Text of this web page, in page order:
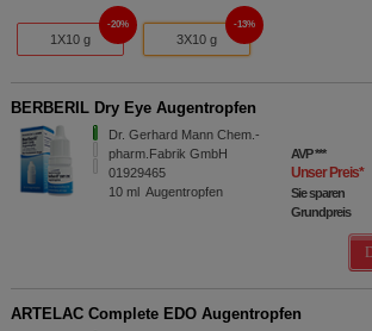
1X10 g
20%
3X10 g
13%
BERBERIL Dry Eye Augentropfen
Dr. Gerhard Mann Chem.-
pharm.Fabrik GmbH
01929465
10 ml Augentropfen
AVP***
Unser Preis*
Sie sparen
Grundpreis
ARTELAC Complete EDO Augentropfen